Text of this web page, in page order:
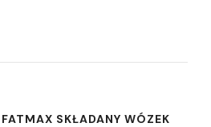
SKŁADANY WÓZEK